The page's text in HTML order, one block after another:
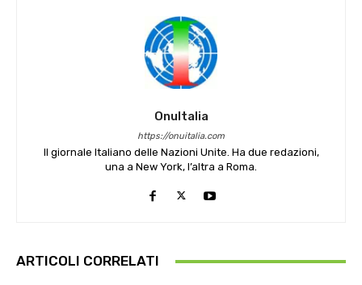
OnuItalia
https://onuitalia.com
Il giornale Italiano delle Nazioni Unite. Ha due redazioni,
una a New York, l’altra a Roma.
ARTICOLI CORRELATI